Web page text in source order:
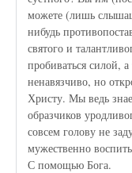
можете (лишь
нибудь
святого и
пробиваться силой,
ненавязчиво, но
Христу. Мы ведь
образчиков
совсем голову не
мужественно
С помощью Бога.